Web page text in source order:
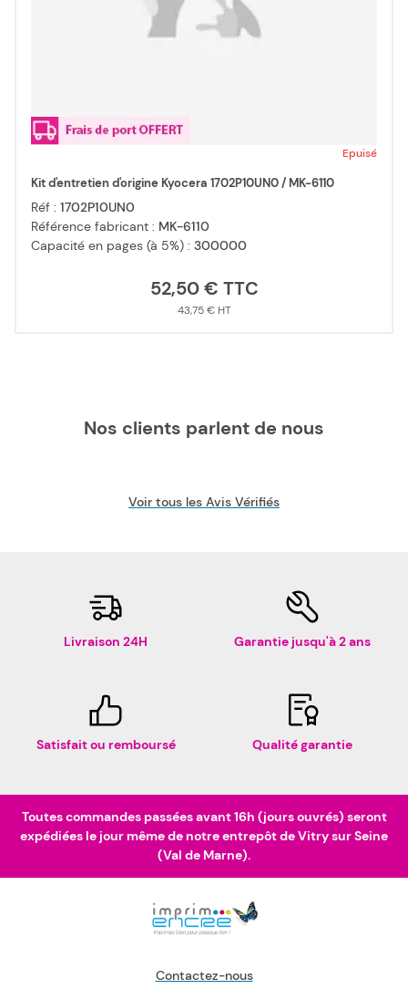
Epuisé
Kit d'entretien d'origine Kyocera 1702P10UN0 / MK-6110
Réf : 1702P10UN0
Référence fabricant : MK-6110
Capacité en pages (à 5%) : 300000
52,50 €
43,75 €
Nos clients parlent de nous
Voir tous les Avis Vérifiés
Livraison 24H Garantie jusqu'à 2 ans
Satisfait ou remboursé Qualité garantie
Toutes commandes passées avant 16h (jours ouvrés) seront
expédiées le jour même de notre entrepôt de Vitry sur Seine
(Val de Marne).
Contactez-nous